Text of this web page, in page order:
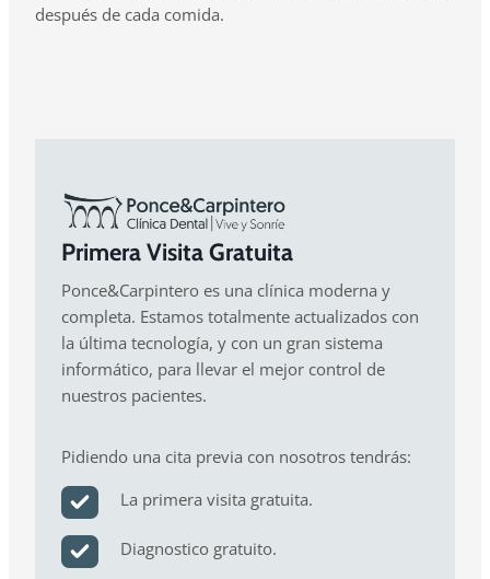
después de cada comida.
Primera Visita Gratuita
Ponce&Carpintero es una clínica moderna y
completa. Estamos totalmente actualizados con
la última tecnología, y con un gran sistema
informático, para llevar el mejor control de
nuestros pacientes.
Pidiendo una cita previa con nosotros tendrás:
La primera visita gratuita.
Diagnostico gratuito.